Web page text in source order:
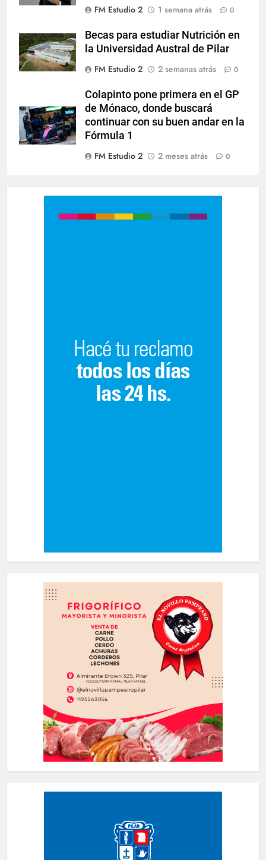
FM Estudio 2 1 semana atrás 0
Becas para estudiar Nutrición en
la Universidad Austral de Pilar
FM Estudio 2
2 semanas atrás 0
Colapinto pone primera en el GP
de Mónaco, donde buscará
continuar con su buen andar en la
Fórmula 1
FM Estudio 2
2 meses atrás 0